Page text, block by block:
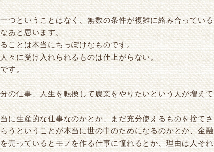
つということはなく、無数の条件が複雑に絡み合っている
あと思います。
ことは本当にちっぽけなものです。
々に受け入れられるものは仕上がらない。
す。
の仕事、人生を転換して農業をやりたいという人が増えて
に生産的な仕事なのかとか、まだ充分使えるものを捨てさ
うということが本当に世の中のためになるのかとか、金融
売っているとモノを作る仕事に憧れるとか、理由は人それ